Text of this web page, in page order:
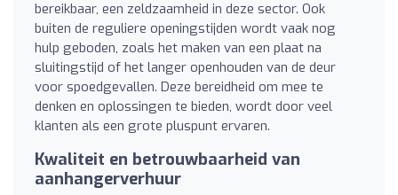
bereikbaar, een zeldzaamheid in deze sector. Ook
buiten de reguliere openingstijden wordt vaak nog
hulp geboden, zoals het maken van een plaat na
sluitingstijd of het langer openhouden van de deur
voor spoedgevallen. Deze bereidheid om mee te
denken en oplossingen te bieden, wordt door veel
klanten als een grote pluspunt ervaren.
Kwaliteit en betrouwbaarheid van
aanhangerverhuur